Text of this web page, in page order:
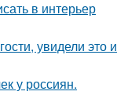
в интерьер
увидели это и
у россиян.